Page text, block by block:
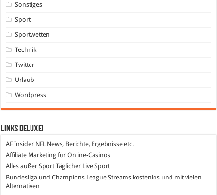
Sonstiges
Sport
Sportwetten
Technik
Twitter
Urlaub
Wordpress
Links DeLuXe!
AF Insider NFL News, Berichte, Ergebnisse etc.
Affiliate Marketing für Online-Casinos
Alles außer Sport Täglicher Live Sport
Bundesliga und Champions League Streams kostenlos und mit vielen
Alternativen